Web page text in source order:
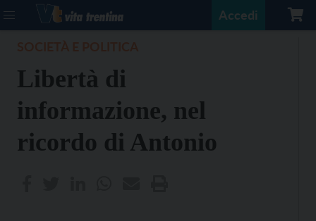
Accedi
Libertà di
informazione, nel
ricordo di Antonio